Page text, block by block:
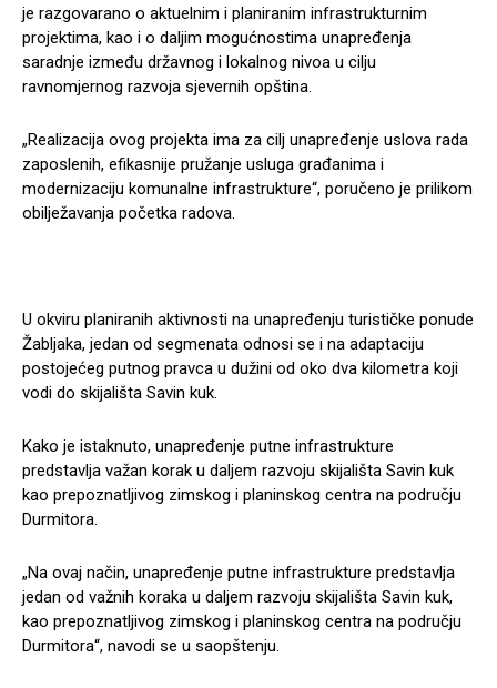
je razgovarano o aktuelnim i planiranim infrastrukturnim
projektima, kao i o daljim mogućnostima unapređenja
saradnje između državnog i lokalnog nivoa u cilju
ravnomjernog razvoja sjevernih opština.
„Realizacija ovog projekta ima za cilj unapređenje uslova rada
zaposlenih, efikasnije pružanje usluga građanima i
modernizaciju komunalne infrastrukture“, poručeno je prilikom
obilježavanja početka radova.
U okviru planiranih aktivnosti na unapređenju turističke ponude
Žabljaka, jedan od segmenata odnosi se i na adaptaciju
postojećeg putnog pravca u dužini od oko dva kilometra koji
vodi do skijališta Savin kuk.
Kako je istaknuto, unapređenje putne infrastrukture
predstavlja važan korak u daljem razvoju skijališta Savin kuk
kao prepoznatljivog zimskog i planinskog centra na području
Durmitora.
„Na ovaj način, unapređenje putne infrastrukture predstavlja
jedan od važnih koraka u daljem razvoju skijališta Savin kuk,
kao prepoznatljivog zimskog i planinskog centra na području
Durmitora“, navodi se u saopštenju.